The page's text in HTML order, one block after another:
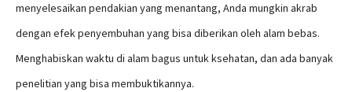
menyelesaikan pendakian yang menantang, Anda mungkin akrab
dengan efek penyembuhan yang bisa diberikan oleh alam bebas.
Menghabiskan waktu di alam bagus untuk ksehatan, dan ada banyak
penelitian yang bisa membuktikannya.